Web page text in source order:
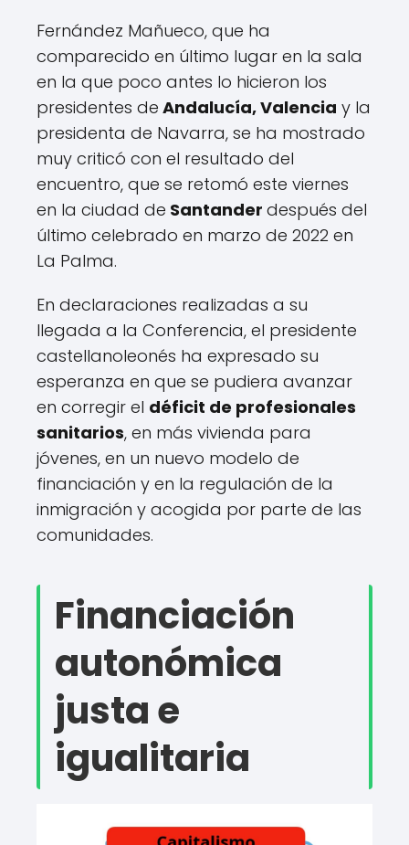
Fernández Mañueco, que ha
comparecido en último lugar en la sala
en la que poco antes lo hicieron los
presidentes de Andalucía, Valencia y la
presidenta de Navarra, se ha mostrado
muy criticó con el resultado del
encuentro, que se retomó este viernes
en la ciudad de Santander después del
último celebrado en marzo de 2022 en
La Palma.
En declaraciones realizadas a su
llegada a la Conferencia, el presidente
castellanoleonés ha expresado su
esperanza en que se pudiera avanzar
en corregir el déficit de profesionales
sanitarios, en más vivienda para
jóvenes, en un nuevo modelo de
financiación y en la regulación de la
inmigración y acogida por parte de las
comunidades.
Financiación
autonómica
justa e
igualitaria